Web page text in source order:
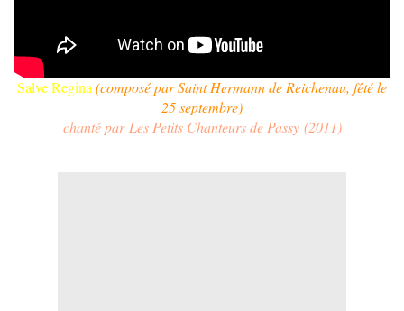
Salve Regina (composépar Saint Hermann de Reichenau, fêté le
25 septembre)
chantépar Les Petits Chanteurs de Passy(2011)